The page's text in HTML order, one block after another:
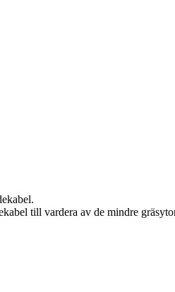
till vardera av de mindre